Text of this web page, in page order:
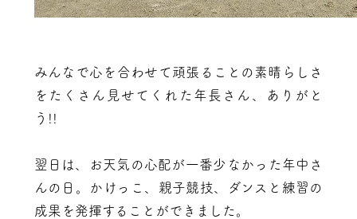
みんなで心を合わせて頑張ることの素晴らしさ
をたくさん見せてくれた年長さん、ありがと
う!!
翌日は、お天気の心配が一番少なかった年中さ
んの日。かけっこ、親子競技、ダンスと練習の
成果を発揮することができました。